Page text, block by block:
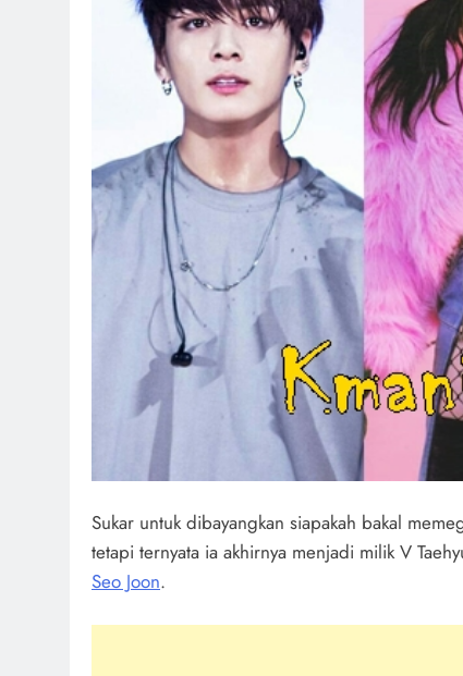
Sukar untuk dibayangkan siapakah bakal
tetapi ternyata ia akhirnya menjadi milik V
Seo Joon.